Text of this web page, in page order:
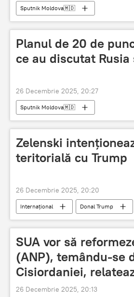
Sputnik Moldova🇲🇩
Planul de 20 de
ce au discutat Rusia
26 Decembrie 2025, 20:27
Sputnik Moldova🇲🇩
Zelenski
teritorială cu Trump
26 Decembrie 2025, 20:20
Internațional Donal Trump
SUA vor să
(ANP), temându-se
Cisiordaniei,
26 Decembrie 2025, 20:13